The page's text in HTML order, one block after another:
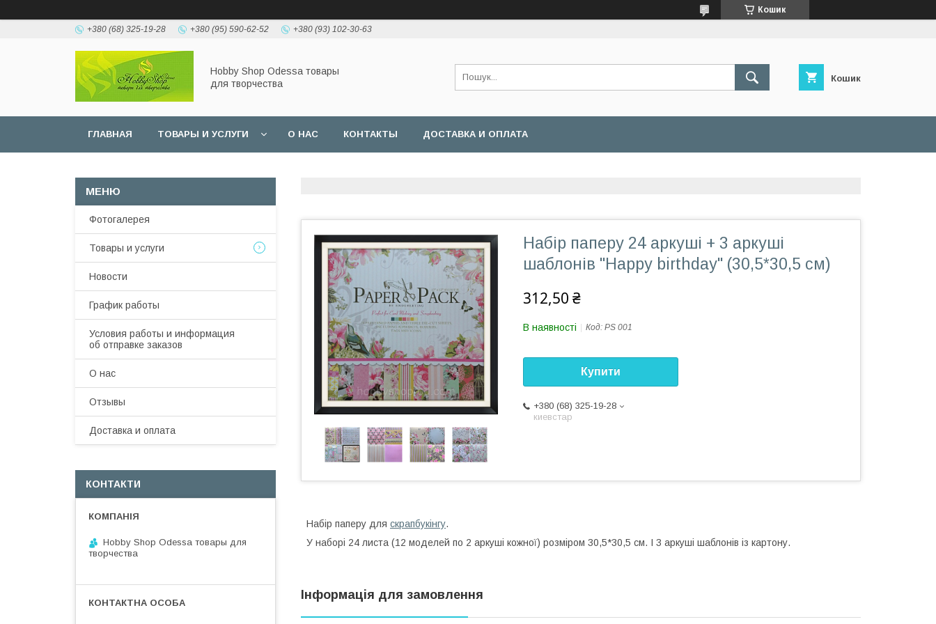
Кошик
+380 (68) 325-19-28 +380 (95) 590-62-52 +380 (93) 102-30-63
Hobbу Shop Odessa товары
для творчества
Кошик
ГЛАВНАЯ ТОВАРЫ И УСЛУГИ О НАС КОНТАКТЫ ДОСТАВКА И ОПЛАТА
Набір паперу 24 аркуші + 3 аркуші
шаблонів "Happy birthday" (30,5*30,5 см)
312,50 ₴
В наявності Код: PS 001
Купити
+380 (68) 325-19-28
киевстар
Набір паперу для скрапбукінгу.
У наборі 24 листа (12 моделей по 2 аркуші кожної) розміром 30,5*30,5 см. І 3 аркуші шаблонів із картону.
Інформація для замовлення
Фотогалерея
Товары и услуги
Новости
График работы
Условия работы и информация
об отправке заказов
О нас
Отзывы
Доставка и оплата
КОНТАКТИ
Hobby Shop Odessa товары для
творчества